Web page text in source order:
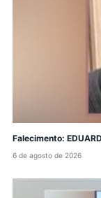
Falecimento:
6 de agosto de 2026